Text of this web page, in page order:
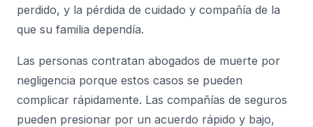
perdido, y la pérdida de cuidado y compañía de la
que su familia dependía.
Las personas contratan abogados de muerte por
negligencia porque estos casos se pueden
complicar rápidamente. Las compañías de seguros
pueden presionar por un acuerdo rápido y bajo,